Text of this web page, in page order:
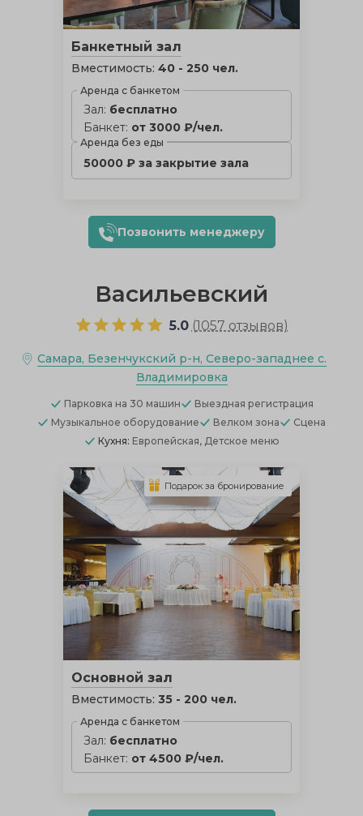
Банкетный зал
Вместимость: 40 - 250 чел.
Аренда с банкетом
Зал: бесплатно
Банкет: от 3000 ₽/чел.
Аренда без еды
50000 ₽ за закрытие зала
Позвонить менеджеру
Васильевский
5.0 (1057 отзывов)
Самара, Безенчукский р-н, Северо-западнее с.
Владимировка
Парковка на 30 машин
Выездная регистрация
Музыкальное оборудование
Велком зона
Сцена
Кухня: Европейская, Детское меню
Основной зал
Вместимость: 35 - 200 чел.
Аренда с банкетом
Зал: бесплатно
Банкет: от 4500 ₽/чел.
Подарок за бронирование